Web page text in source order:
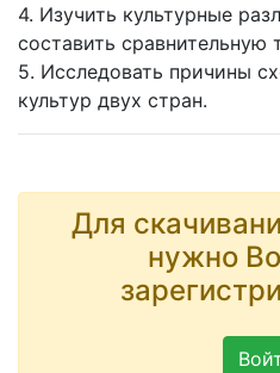
4. Изучить культурные
составить сравнительную
5. Исследовать причины
культур двух стран.
Для
нужно